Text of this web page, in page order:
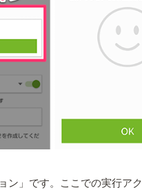
ン」です。ここでの実行ア